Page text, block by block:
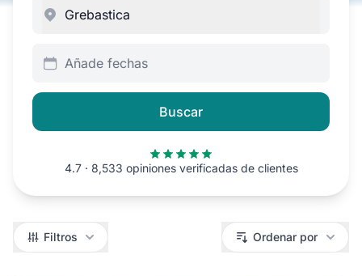
Añade fechas
Buscar
4.7 · 8,533 opiniones verificadas de clientes
Filtros Filtros Ordenar por